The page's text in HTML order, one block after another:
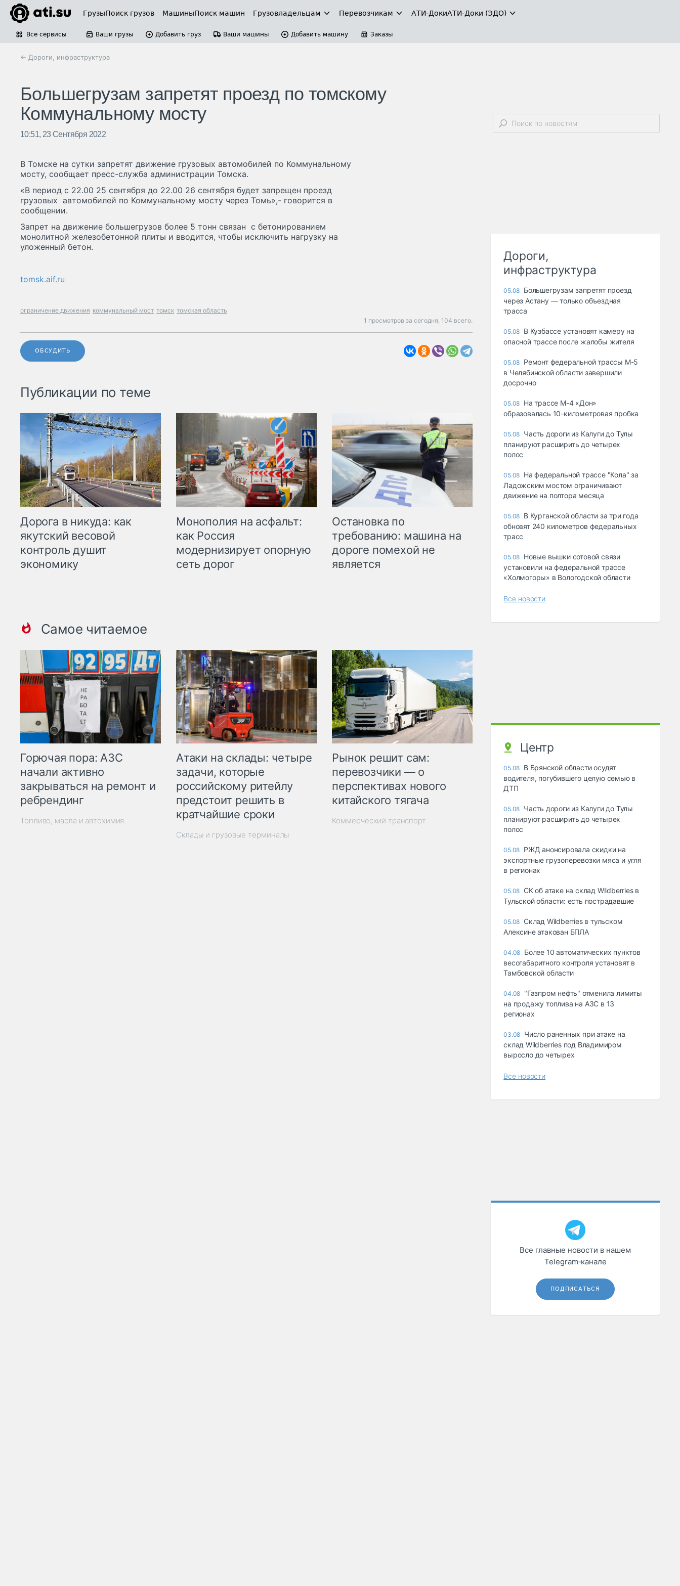
ГрузыПоиск грузов МашиныПоиск машин Грузовладельцам Перевозчикам АТИ-ДокиАТИ-Доки (ЭДО)
Все сервисы Ваши грузы Добавить груз Ваши машины Добавить машину Заказы
← Дороги, инфраструктура
Большегрузам запретят проезд по томскому
Коммунальному мосту
10:51, 23 Сентября 2022
В Томске на сутки запретят движение грузовых автомобилей по Коммунальному
мосту, сообщает пресс-служба администрации Томска.
«В период с 22.00 25 сентября до 22.00 26 сентября будет запрещен проезд
грузовых автомобилей по Коммунальному мосту через Томь»,- говорится в
сообщении.
Запрет на движение большегрузов более 5 тонн связан с бетонированием
монолитной железобетонной плиты и вводится, чтобы исключить нагрузку на
уложенный бетон.
tomsk.aif.ru
ограничение движения коммунальный мост томск томская область
1 просмотров за сегодня, 104 всего.
ОБСУДИТЬ
Публикации по теме
Дорога в никуда: как
якутский весовой
контроль душит
экономику
Монополия на асфальт:
как Россия
модернизирует опорную
сеть дорог
Остановка по
требованию: машина на
дороге помехой не
является
Самое читаемое
Горючая пора: АЗС
начали активно
закрываться на ремонт и
ребрендинг
Топливо, масла и автохимия
Атаки на склады: четыре
задачи, которые
российскому ритейлу
предстоит решить в
кратчайшие сроки
Склады и грузовые терминалы
Рынок решит сам:
перевозчики — о
перспективах нового
китайского тягача
Коммерческий транспорт
Дороги,
инфраструктура
05.08 Большегрузам запретят проезд
через Астану — только объездная
трасса
05.08 В Кузбассе установят камеру на
опасной трассе после жалобы жителя
05.08 Ремонт федеральной трассы М-5
в Челябинской области завершили
досрочно
05.08 На трассе М-4 «Дон»
образовалась 10-километровая пробка
05.08 Часть дороги из Калуги до Тулы
планируют расширить до четырех
полос
05.08 На федеральной трассе "Кола" за
Ладожским мостом ограничивают
движение на полтора месяца
05.08 В Курганской области за три года
обновят 240 километров федеральных
трасс
05.08 Новые вышки сотовой связи
установили на федеральной трассе
«Холмогоры» в Вологодской области
Все новости
Центр
05.08 В Брянской области осудят
водителя, погубившего целую семью в
ДТП
05.08 Часть дороги из Калуги до Тулы
планируют расширить до четырех
полос
05.08 РЖД анонсировала скидки на
экспортные грузоперевозки мяса и угля
в регионах
05.08 СК об атаке на склад Wildberries в
Тульской области: есть пострадавшие
05.08 Склад Wildberries в тульском
Алексине атакован БПЛА
04.08 Более 10 автоматических пунктов
весогабаритного контроля установят в
Тамбовской области
04.08 "Газпром нефть" отменила лимиты
на продажу топлива на АЗС в 13
регионах
03.08 Число раненных при атаке на
склад Wildberries под Владимиром
выросло до четырех
Все новости
Все главные новости в нашем
Telegram‑канале
ПОДПИСАТЬСЯ